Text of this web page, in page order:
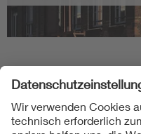
Folgen Sie uns